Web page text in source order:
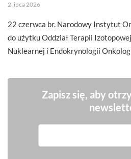
2 lipca 2026
22 czerwca br. Narodowy Instytut
do użytku Oddział Terapii
Nuklearnej i Endokrynologii
Zapisz się, aby